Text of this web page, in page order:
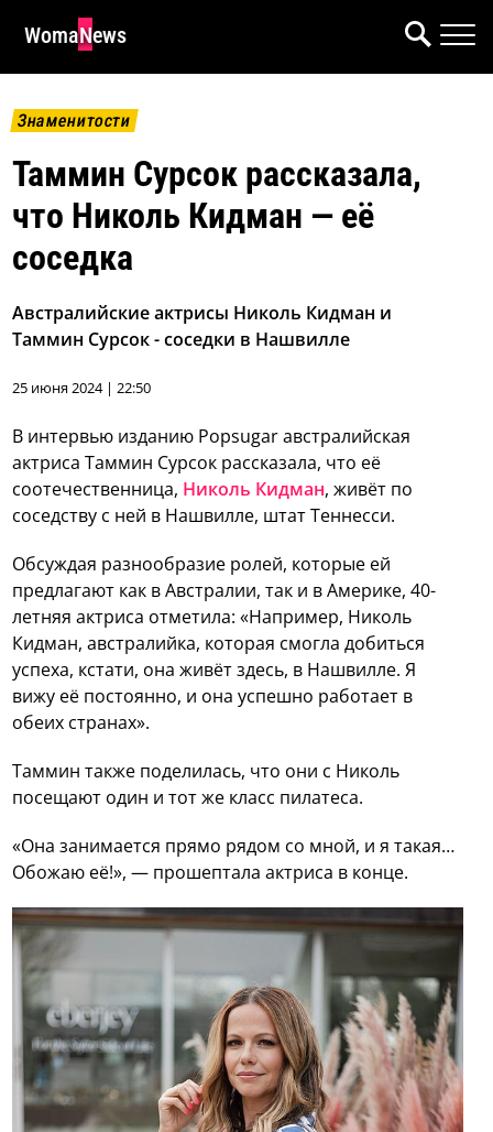
WomaNews
Знаменитости
Таммин Сурсок рассказала,
что Николь Кидман — её
соседка
Австралийские актрисы Николь Кидман и
Таммин Сурсок - соседки в Нашвилле
25 июня 2024 | 22:50
В интервью изданию Popsugar австралийская
актриса Таммин Сурсок рассказала, что её
соотечественница, Николь Кидман, живёт по
соседству с ней в Нашвилле, штат Теннесси.
Обсуждая разнообразие ролей, которые ей
предлагают как в Австралии, так и в Америке, 40-
летняя актриса отметила: «Например, Николь
Кидман, австралийка, которая смогла добиться
успеха, кстати, она живёт здесь, в Нашвилле. Я
вижу её постоянно, и она успешно работает в
обеих странах».
Таммин также поделилась, что они с Николь
посещают один и тот же класс пилатеса.
«Она занимается прямо рядом со мной, и я такая…
Обожаю её!», — прошептала актриса в конце.